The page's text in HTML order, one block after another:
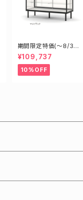
期間限定特価(～8/31)
H15450B W1500D45
0H900mm 新型業務
用ガラスケース ショー
ケース
¥109,737
10%OFF